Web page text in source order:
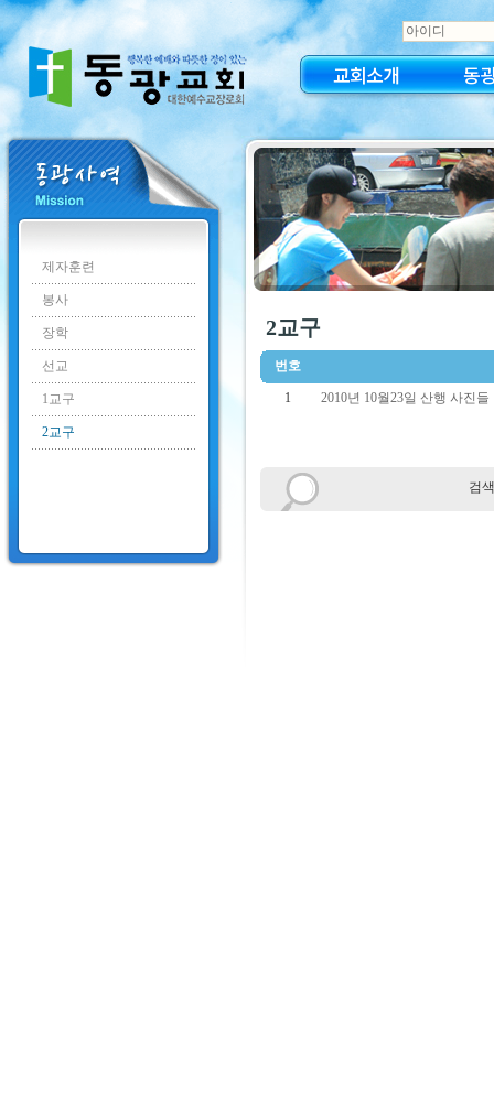
교회소개 동
제자훈련
봉사
장학
선교
1교구
2교구
2교구
번호
1 2010년 10월23일 산행 사진
검